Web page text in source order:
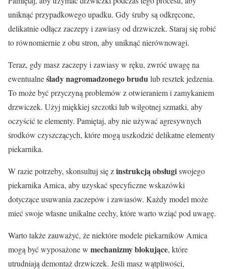
uniknąć przypadkowego upadku. Gdy śruby są odkręcone,
delikatnie odłącz zaczepy i zawiasy od drzwiczek. Staraj się robić
to równomiernie z obu stron, aby uniknąć nierównowagi.
Teraz, gdy masz zaczepy i zawiasy w ręku, zwróć uwagę na
ewentualneślady nagromadzonego brudulub resztek jedzenia.
To może być przyczyną problemów z otwieraniem i zamykaniem
drzwiczek. Użyj miękkiej szczotki lub wilgotnej szmatki, aby
oczyścić te elementy. Pamiętaj, aby nie używać agresywnych
środków czyszczących, które mogą uszkodzić delikatne elementy
piekarnika.
W razie potrzeby, skonsultuj się zinstrukcją obsługiswojego
piekarnika Amica, aby uzyskać specyficzne wskazówki
dotyczące usuwania zaczepów i zawiasów. Każdy model może
mieć swoje własne unikalne cechy, które warto wziąć pod uwagę.
Warto także zauważyć, że niektóre modele piekarników Amica
mogą być wyposażone w mechanizmy blokujące, które
utrudniają demontaż drzwiczek. Jeśli masz wątpliwości,